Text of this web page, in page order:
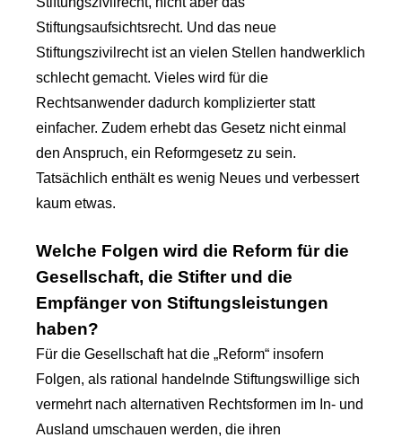
Stiftungsaufsichtsrecht. Und das neue
Stiftungszivilrecht ist an vielen Stellen handwerklich
schlecht gemacht. Vieles wird für die
Rechtsanwender dadurch komplizierter statt
einfacher. Zudem erhebt das Gesetz nicht einmal
den Anspruch, ein Reformgesetz zu sein.
Tatsächlich enthält es wenig Neues und verbessert
kaum etwas.
Welche Folgen wird die Reform für die
Gesellschaft, die Stifter und die
Empfänger von Stiftungsleistungen
haben?
Für die Gesellschaft hat die „Reform“ insofern
Folgen, als rational handelnde Stiftungswillige sich
vermehrt nach alternativen Rechtsformen im In- und
Ausland umschauen werden, die ihren